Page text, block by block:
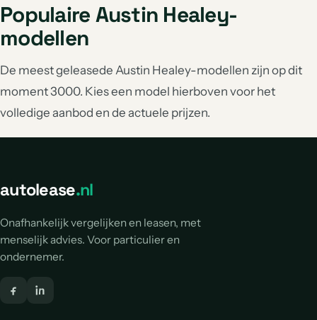
Populaire Austin Healey-
modellen
De meest geleasede Austin Healey-modellen zijn op dit
moment 3000. Kies een model hierboven voor het
volledige aanbod en de actuele prijzen.
autolease.nl
Onafhankelijk vergelijken en leasen, met
menselijk advies. Voor particulier en
ondernemer.